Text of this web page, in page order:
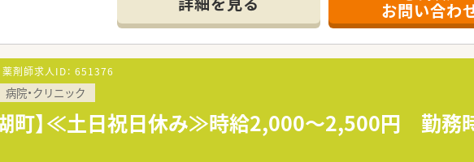
験ありの方は年収MAX600万円まで応相談です☆
院です＞
7月15日 (法人設立 平成4年5月)設立です。
よりリハビリ機能の充実に重点を置き、持続的に医療ニーズが高く長期にわた
す。
への取り組みと高齢者施設とも連携を行っている病院です。
薬剤師5名 助手2名の体制です
お問い合わ
薬剤師求人ID： 651376
病院・クリニック
町】≪土日祝日休み≫時給2,000～2,500円 勤務